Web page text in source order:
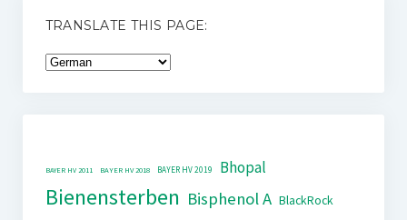
TRANSLATE THIS PAGE:
BAYER HV 2011 BAYER HV 2018 BAYER HV 2019 Bhopal
Bienensterben Bisphenol A BlackRock